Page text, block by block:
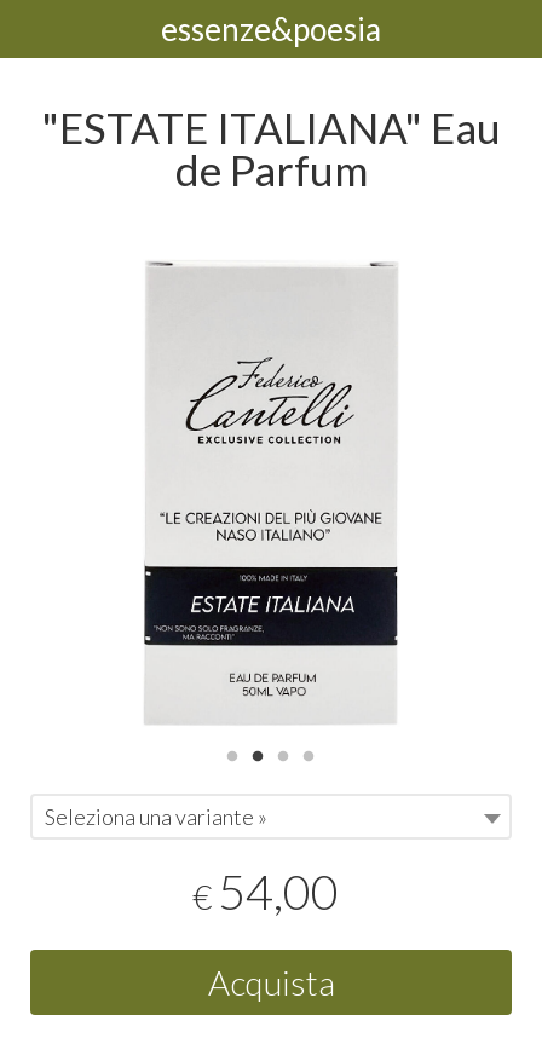
essenze&poesia
"ESTATE ITALIANA" Eau
de Parfum
Seleziona una variante »
€ 54,00
Acquista